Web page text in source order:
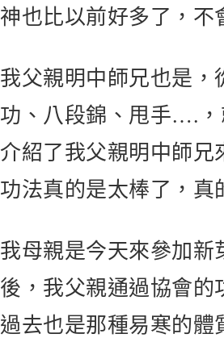
神也比以前好多了，不
我父親明中師兄也是，
功、八段錦、甩手….，
介紹了我父親明中師兄
功法真的是太棒了，真
我母親是今天來參加新
後，我父親通過協會的
過去也是那種易寒的體